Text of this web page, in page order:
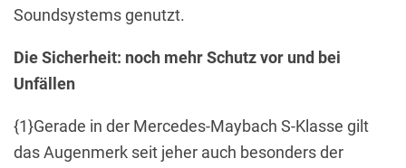
Soundsystems genutzt.
Die Sicherheit: noch mehr Schutz vor und bei
Unfällen
{1}Gerade in der Mercedes-Maybach S-Klasse gilt
das Augenmerk seit jeher auch besonders der